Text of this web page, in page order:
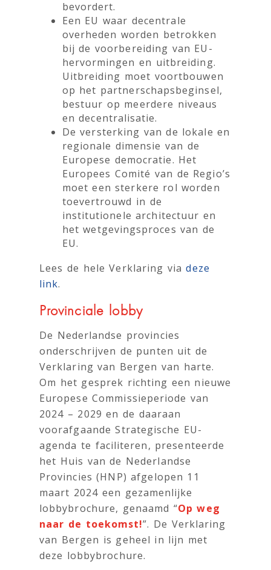
bevordert.
Een EU waar decentrale
overheden worden betrokken
bij de voorbereiding van EU-
hervormingen en uitbreiding.
Uitbreiding moet voortbouwen
op het partnerschapsbeginsel,
bestuur op meerdere niveaus
en decentralisatie.
De versterking van de lokale en
regionale dimensie van de
Europese democratie. Het
Europees Comité van de Regio’s
moet een sterkere rol worden
toevertrouwd in de
institutionele architectuur en
het wetgevingsproces van de
EU.
Lees de hele Verklaring viadeze
link.
Provinciale lobby
De Nederlandse provincies
onderschrijven de punten uit de
Verklaring van Bergen van harte.
Om het gesprek richting een nieuwe
Europese Commissieperiode van
2024 – 2029 en de daaraan
voorafgaande Strategische EU-
agenda te faciliteren, presenteerde
het Huis van de Nederlandse
Provincies (HNP) afgelopen 11
maart 2024 een gezamenlijke
lobbybrochure, genaamd “Op weg
naar de toekomst!”. De Verklaring
van Bergen is geheel in lijn met
deze lobbybrochure.